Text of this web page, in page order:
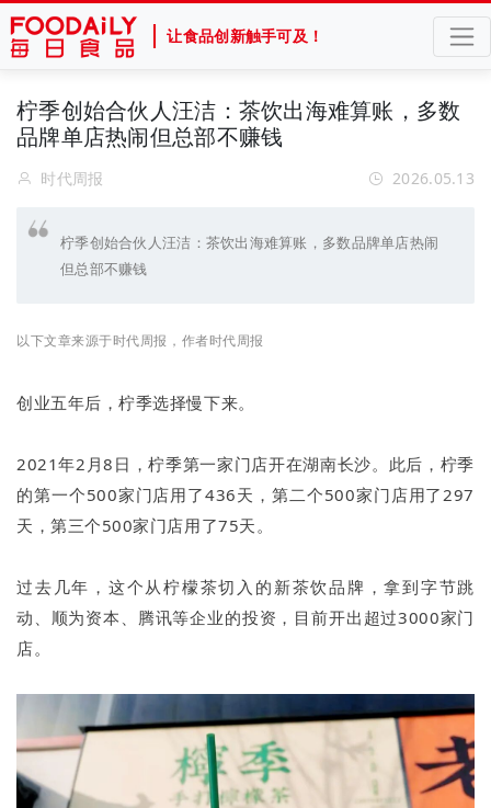
让食品创新触手可及！
柠季创始合伙人汪洁：茶饮出海难算账，多数
品牌单店热闹但总部不赚钱
时代周报 2026.05.13
柠季创始合伙人汪洁：茶饮出海难算账，多数品牌单店热闹
但总部不赚钱
以下文章来源于时代周报，作者时代周报
创业五年后，柠季选择慢下来。
2021年2月8日，柠季第一家门店开在湖南长沙。此后，柠季
的第一个500家门店用了436天，第二个500家门店用了297
天，第三个500家门店用了75天。
过去几年，这个从柠檬茶切入的新茶饮品牌，拿到字节跳
动、顺为资本、腾讯等企业的投资，目前开出超过3000家门
店。